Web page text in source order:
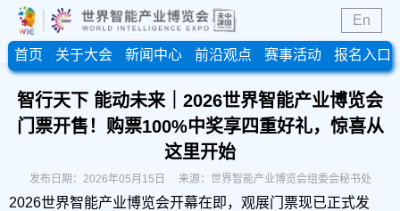
En
首页 关于大会 新闻中心 前沿观点 赛事活动 报名入口
智行天下 能动未来｜2026世界智能产业博览会
门票开售！购票100%中奖享四重好礼，惊喜从
这里开始
发布日期：2026年05月15日 来源：世界智能产业博览会组委会秘书处
2026世界智能产业博览会开幕在即，观展门票现已正式发